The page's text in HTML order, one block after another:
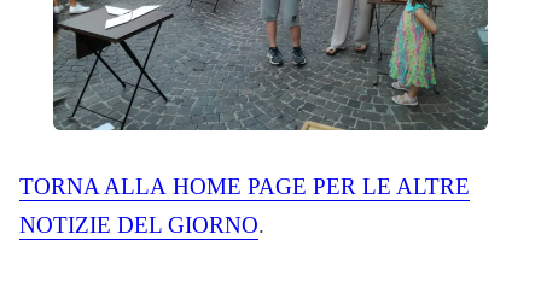
TORNA ALLA HOME PAGE PER LE ALTRE
NOTIZIE DEL GIORNO.